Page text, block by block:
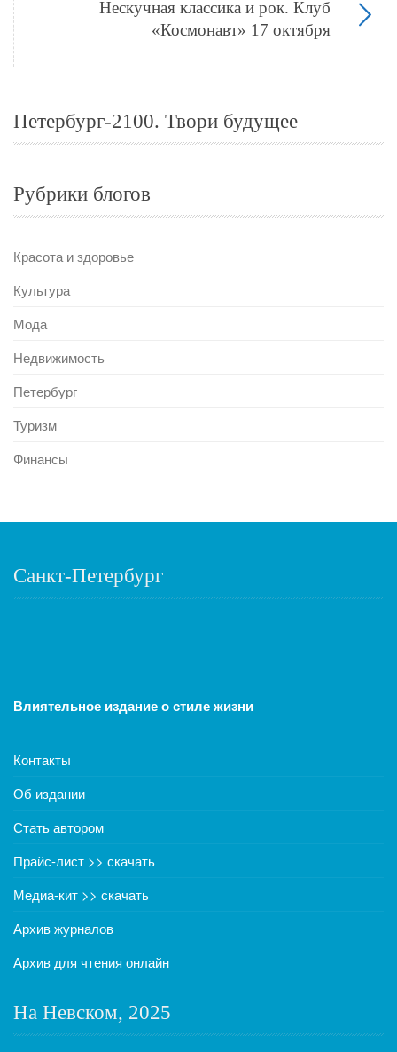
Нескучная классика и рок. Клуб
«Космонавт» 17 октября
Петербург-2100. Твори будущее
Рубрики блогов
Красота и здоровье
Культура
Мода
Недвижимость
Петербург
Туризм
Финансы
Санкт-Петербург
Влиятельное издание о стиле жизни
Контакты
Об издании
Стать автором
Прайс-лист >> скачать
Медиа-кит >> скачать
Архив журналов
Архив для чтения онлайн
На Невском, 2025